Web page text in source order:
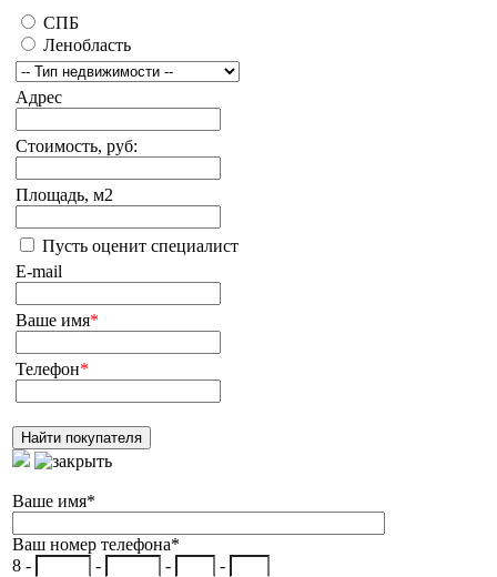
СПБ
Ленобласть
Адрес
Стоимость, руб:
Площадь, м2
Пусть оценит специалист
E-mail
Ваше имя*
Телефон*
Ваше имя*
Ваш номер телефона*
8 -
- -
-